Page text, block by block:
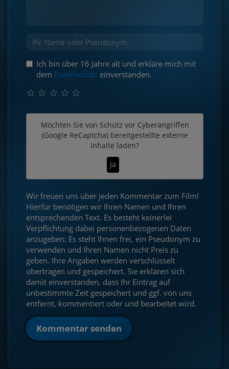
Ich bin über 16 Jahre alt und erkläre mich mit
dem Datenschutz einverstanden.
☆
☆
☆
☆
☆
Möchten Sie von Schutz vor Cyberangriffen
(Google ReCaptcha)bereitgestellte externe
Inhalte laden?
Ja
Wir freuen uns über jeden Kommentar zum Film!
Hierfür benötigen wir Ihren Namen und Ihren
entsprechenden Text. Es besteht keinerlei
Verpflichtung dabei personenbezogenen Daten
anzugeben: Es steht Ihnen frei, ein Pseudonym zu
verwenden und Ihren Namen nicht Preis zu
geben. Ihre Angaben werden verschlüsselt
übertragen und gespeichert. Sie erklären sich
damit einverstanden, dass Ihr Eintrag auf
unbestimmte Zeit gespeichert und ggf. von uns
entfernt, kommentiert oder und bearbeitet wird.
Kommentar senden